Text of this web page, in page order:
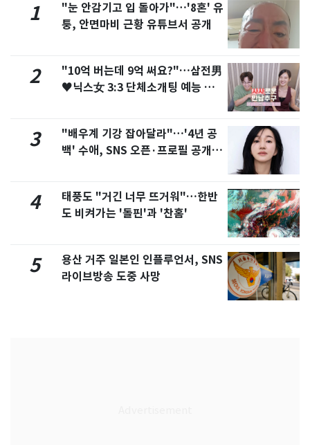
1
"눈 안감기고 입 돌아가"…'8혼' 유
퉁, 안면마비 근황 유튜브서 공개
2
"10억 버는데 9억 써요?"…삼전男
♥닉스女 3:3 단체소개팅 예능 화
3
"배우계 기강 잡아달라"…'4년 공
백' 수애, SNS 오픈·프로필 공개
4
태풍도 "거긴 너무 뜨거워"…한반
도 비켜가는 '돌핀'과 '찬홈'
5
용산 거주 일본인 인플루언서, SNS
라이브방송 도중 사망